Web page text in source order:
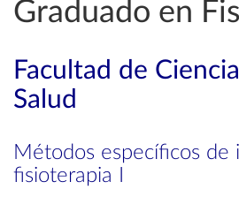
Graduado en
Facultad de
Salud
Métodos específicos de
fisioterapia I